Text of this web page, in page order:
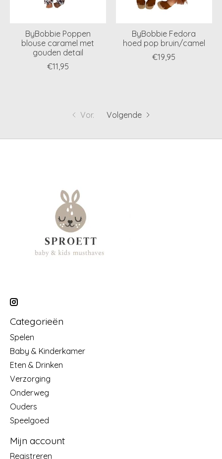
ByBobbie Poppen
blouse caramel met
gouden detail
€11,95
ByBobbie Fedora
hoed pop bruin/camel
€19,95
Vor. Volgende
Categorieën
Spelen
Baby & Kinderkamer
Eten & Drinken
Verzorging
Onderweg
Ouders
Speelgoed
Mijn account
Registreren